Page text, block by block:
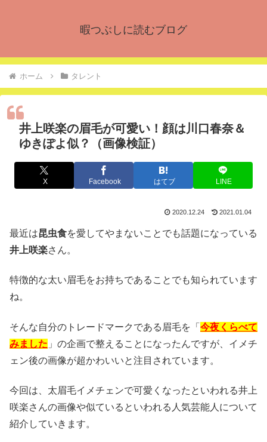
暇つぶしに読むブログ
ホーム タレント
井上咲楽の眉毛が可愛い！顔は川口春奈＆
ゆきぽよ似？（画像検証）
X Facebook はてブ LINE
2020.12.24 2021.01.04
最近は昆虫食を愛してやまないことでも話題になっている
井上咲楽さん。
特徴的な太い眉毛をお持ちであることでも知られています
ね。
そんな自分のトレードマークである眉毛を「 今夜くらべて
みました 」の企画で整えることになったんですが、イメチ
ェン後の画像が超かわいいと注目されています。
今回は、太眉毛イメチェンで可愛くなったといわれる井上
咲楽さんの画像や似ているといわれる人気芸能人について
紹介していきます。